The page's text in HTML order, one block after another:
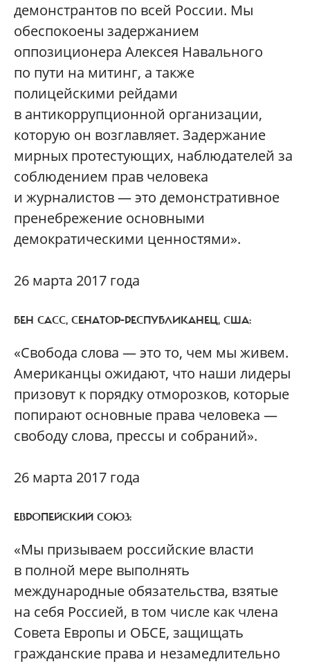
демонстрантов по всей России. Мы
обеспокоены задержанием
оппозиционера Алексея Навального
по пути на митинг, а также
полицейскими рейдами
в антикоррупционной организации,
которую он возглавляет. Задержание
мирных протестующих, наблюдателей за
соблюдением прав человека
и журналистов — это демонстративное
пренебрежение основными
демократическими ценностями».
26 марта 2017 года
БЕН САСС, СЕНАТОР-РЕСПУБЛИКАНЕЦ, США:
«Свобода слова — это то, чем мы живем.
Американцы ожидают, что наши лидеры
призовут к порядку отморозков, которые
попирают основные права человека —
свободу слова, прессы и собраний».
26 марта 2017 года
ЕВРОПЕЙСКИЙ СОЮЗ:
«Мы призываем российские власти
в полной мере выполнять
международные обязательства, взятые
на себя Россией, в том числе как члена
Совета Европы и ОБСЕ, защищать
гражданские права и незамедлительно